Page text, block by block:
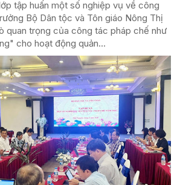
tập huấn một số nghiệp vụ về công
Bộ Dân tộc và Tôn giáo Nông Thị
quan trọng của công tác pháp chế như
cho hoạt động quản...